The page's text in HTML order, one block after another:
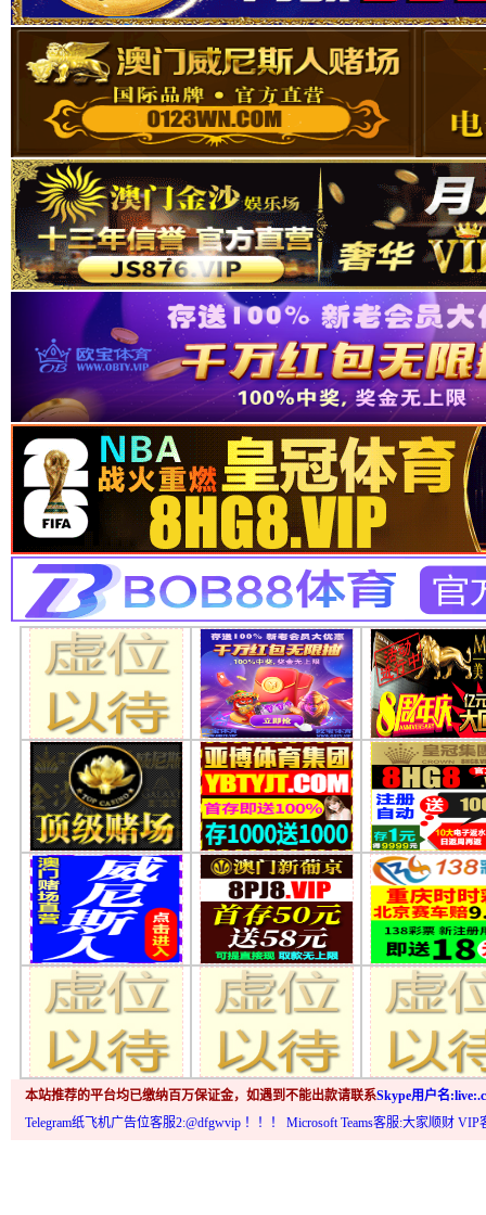
本站推荐的平台均已缴纳百万保证金，如遇到不能出款请联系Skype用户名
Telegram纸飞机广告位客服2:@dfgwvip ！！！ Microsoft Teams客服:大家顺财 VIP